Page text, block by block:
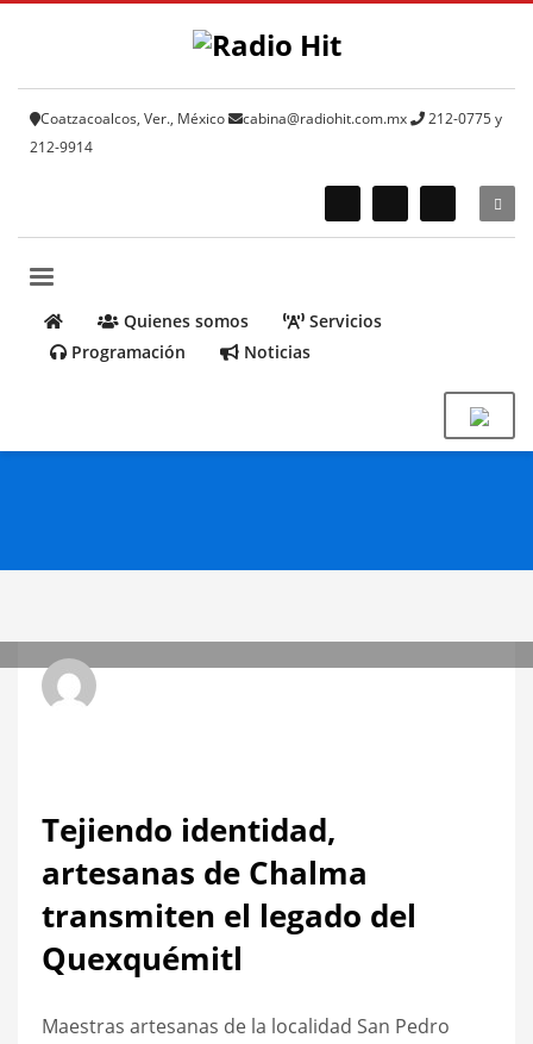
Coatzacoalcos, Ver., México cabina@radiohit.com.mx
212-0775 y
212-9914
Quienes somos
Servicios
Programación
Noticias
Radio Hit La Xplosiva 92.3 FM
Tejiendo identidad,
artesanas de Chalma
transmiten el legado del
Quexquémitl
Maestras artesanas de la localidad San Pedro